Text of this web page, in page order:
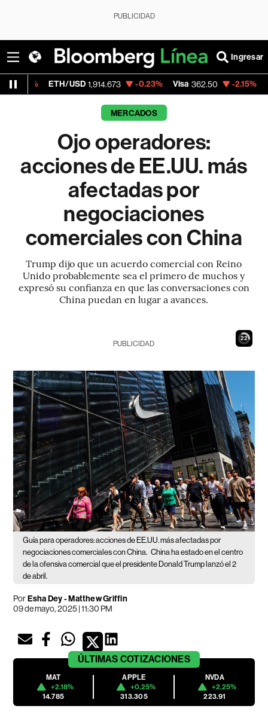
PUBLICIDAD
Ingresar
ETH/USD 1,914.673 -0.23% Visa 362.50 -2.15%
MERCADOS
Ojo operadores:
acciones de EE.UU. más
afectadas por
negociaciones
comerciales con China
Trump dijo que un acuerdo comercial con Reino
Unido probablemente sea el primero de muchos y
expresó su confianza en que las conversaciones con
China puedan en lugar a avances.
21
PUBLICIDAD
Guía para operadores: acciones de EE.UU. más afectadas por
negociaciones comerciales con China. China ha estado en el centro
de la ofensiva comercial que el presidente Donald Trump lanzó el 2
de abril.
PorEsha Dey - Matthew Griffin
09 de mayo, 2025 | 11:30 PM
ÚLTIMAS COTIZACIONES
MAT
+2.18%
14.785
APPLE
+0.25%
313.305
NVDA
+2.25%
223.91